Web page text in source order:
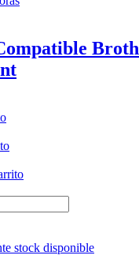
stock disponible